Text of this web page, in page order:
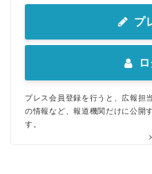
プ
プレス会員登録を行うと、広報担
の情報など、報道機関だけに公開
す。